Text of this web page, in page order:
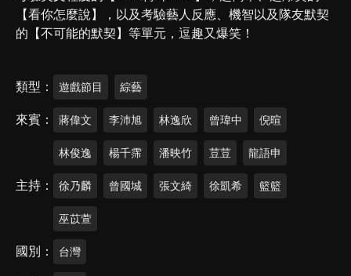
【看你怎麼說】，以及考驗藝人反應、機智以及隊友默契
的【不可能的默契】等單元，逗趣又爆笑！
類型 遊戲節目 綜藝
來賓 蔣偉文 李沛旭 林逸欣 曾瑋中 倪暄
林俊逸 楊千霈 潘映竹 荳荳 龍語申
主持 徐乃麟 曾國城 張文綺 徐凱希 籃籃
巫苡萱
國別 台灣